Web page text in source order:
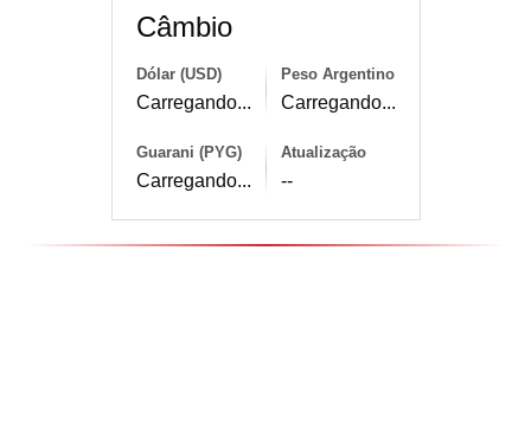
Câmbio
Dólar (USD)
Carregando...
Peso Argentino
Carregando...
Guarani (PYG)
Carregando...
Atualização
--